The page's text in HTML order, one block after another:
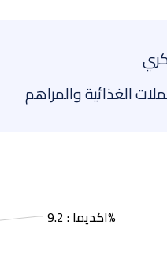
الغذائية والمراهم
اكديما : 9.2%